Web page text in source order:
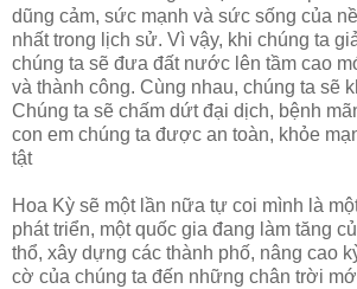
dũng cảm, sức mạnh và sức sống của
nhất trong lịch sử. Vì vậy, khi chúng ta
chúng ta sẽ đưa đất nước lên tầm cao
và thành công. Cùng nhau, chúng ta sẽ
Chúng ta sẽ chấm dứt đại dịch, bệnh
con em chúng ta được an toàn, khỏe
tật
Hoa Kỳ sẽ một lần nữa tự coi mình là
phát triển, một quốc gia đang làm tăng
thổ, xây dựng các thành phố, nâng cao
cờ của chúng ta đến những chân trời